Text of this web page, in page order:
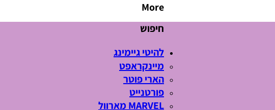
More
חיפוש
להיטי גיימינג
מיינקראפט
הארי פוטר
פורטנייט
MARVEL מארוול